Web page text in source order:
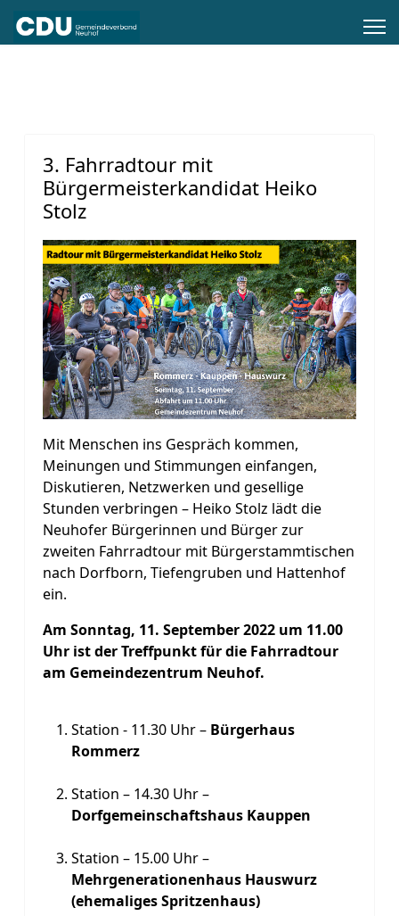
3. Fahrradtour mit
Bürgermeisterkandidat Heiko
Stolz
Mit Menschen ins Gespräch kommen,
Meinungen und Stimmungen einfangen,
Diskutieren, Netzwerken und gesellige
Stunden verbringen – Heiko Stolz lädt die
Neuhofer Bürgerinnen und Bürger zur
zweiten Fahrradtour mit Bürgerstammtischen
nach Dorfborn, Tiefengruben und Hattenhof
ein.
Am Sonntag, 11. September 2022 um 11.00
Uhr ist der Treffpunkt für die Fahrradtour
am Gemeindezentrum Neuhof.
Station - 11.30 Uhr – Bürgerhaus
Rommerz
Station – 14.30 Uhr –
Dorfgemeinschaftshaus Kauppen
Station – 15.00 Uhr –
Mehrgenerationenhaus Hauswurz
(ehemaliges Spritzenhaus)